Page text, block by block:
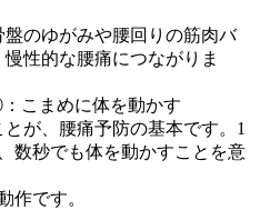
のゆがみや腰回りの筋肉バ
性的な腰痛につながりま
こまめに体を動かす
が、腰痛予防の基本です。1
数秒でも体を動かすことを意
作です。